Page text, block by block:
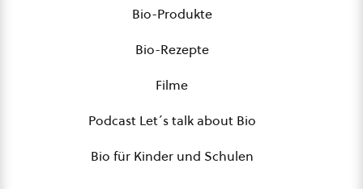
Bio-Produkte
Bio-Rezepte
Filme
Podcast Let´s talk about Bio
Bio für Kinder und Schulen